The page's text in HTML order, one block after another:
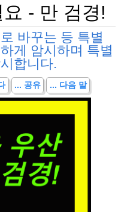
- 만 검경!
바꾸는 등 특별
게 암시하며 특별
합니다.
... 공유 ... 다음 말